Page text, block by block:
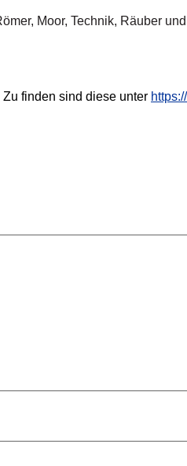
Moor, Technik, Räuber
finden sind diese unter